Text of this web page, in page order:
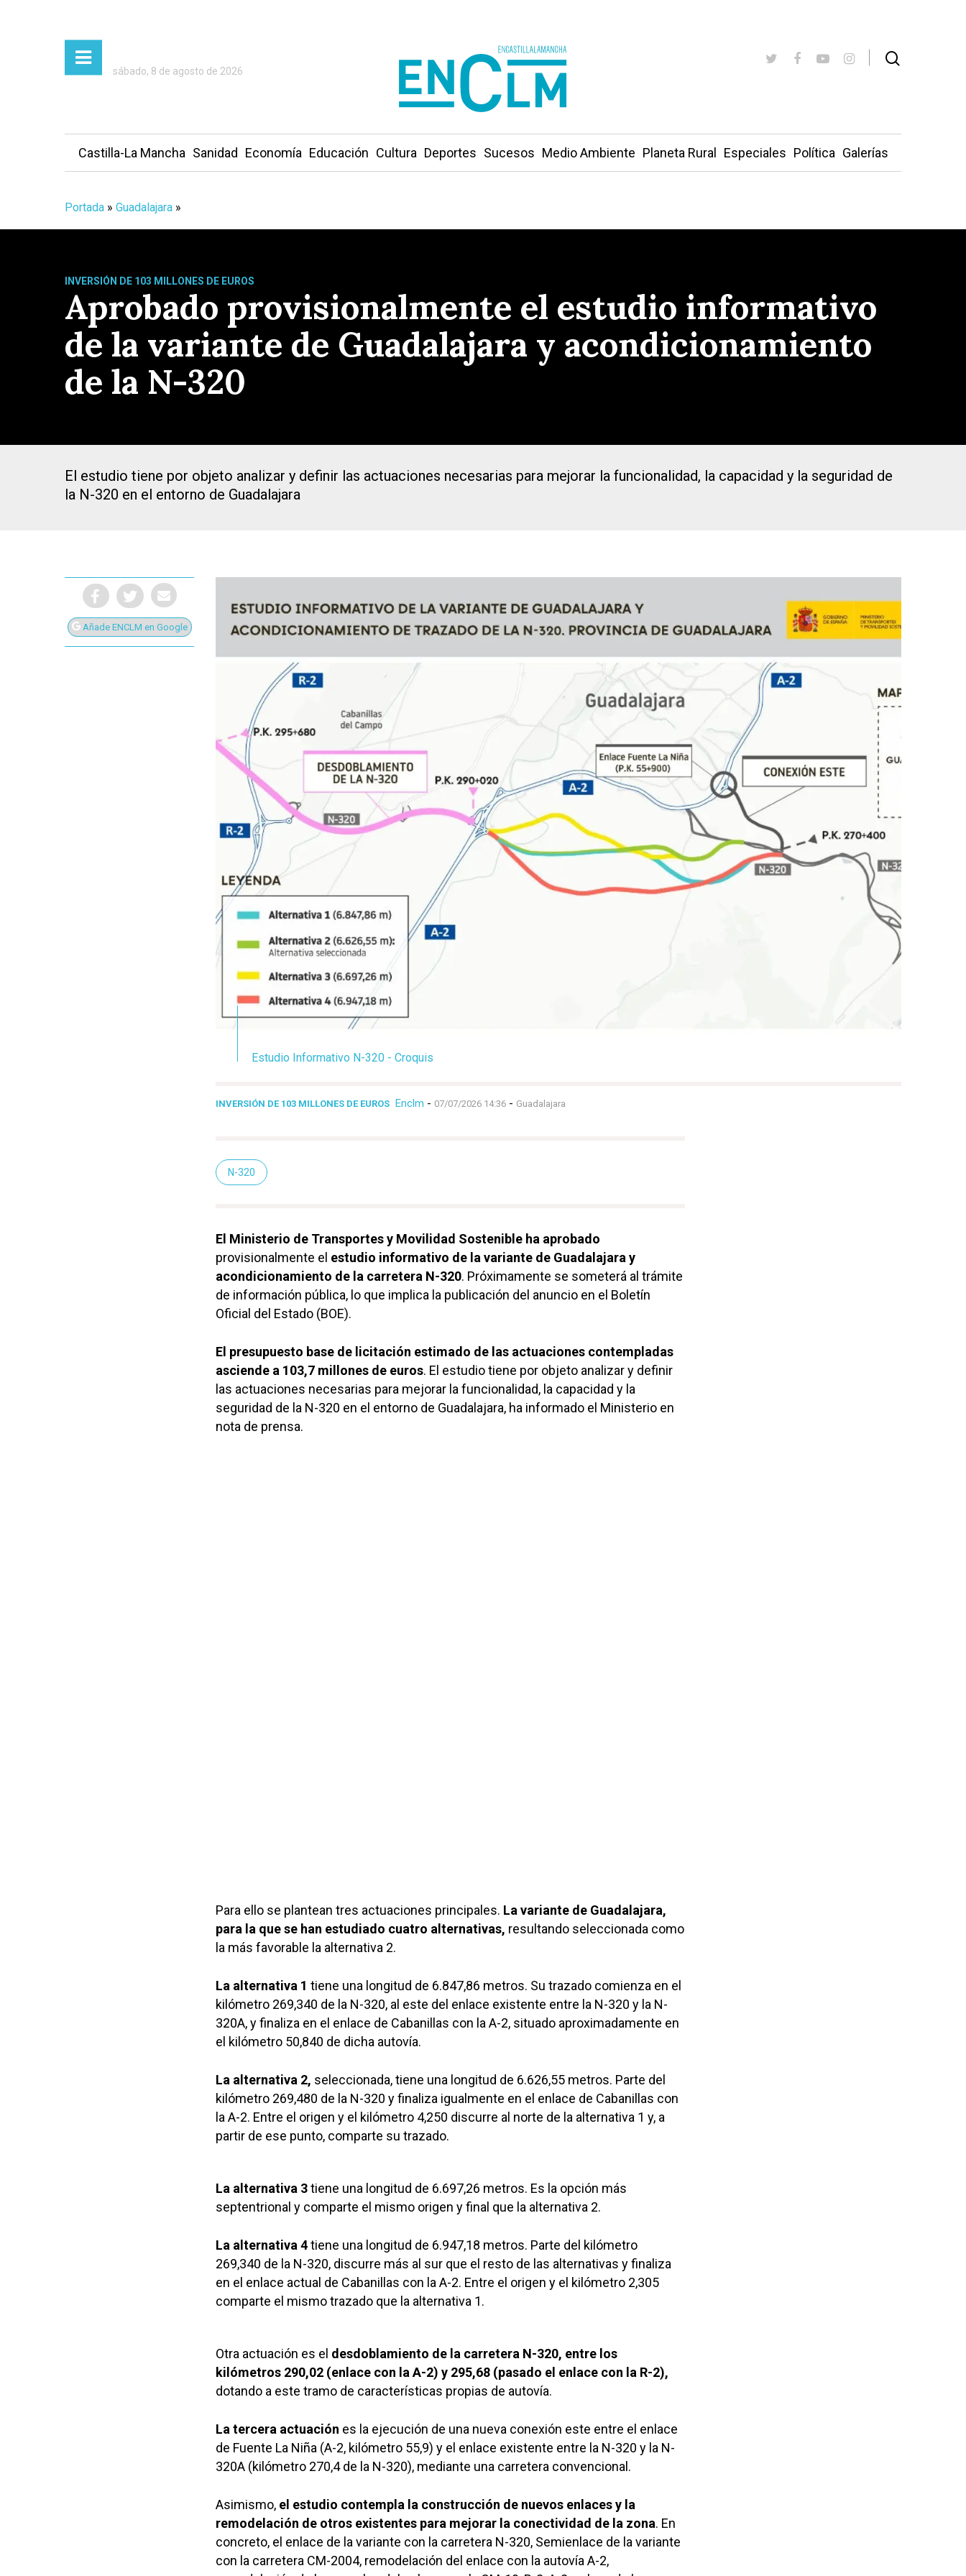
Presiona Intro para buscar o ESC para cerrar
sábado, 8 de agosto de 2026
Castilla-La Mancha Sanidad Economía Educación Cultura Deportes Sucesos Medio Ambiente Planeta Rural Especiales Política Galerías
Portada » Guadalajara »
INVERSIÓN DE 103 MILLONES DE EUROS
Aprobado provisionalmente el estudio informativo
de la variante de Guadalajara y acondicionamiento
de la N-320
El estudio tiene por objeto analizar y definir las actuaciones necesarias para mejorar la funcionalidad, la capacidad y la seguridad de
la N-320 en el entorno de Guadalajara
Añade ENCLM en Google
Estudio Informativo N-320 - Croquis
INVERSIÓN DE 103 MILLONES DE EUROS Enclm - 07/07/2026 14:36 - Guadalajara
N-320
El Ministerio de Transportes y Movilidad Sostenible ha aprobado
provisionalmente el estudio informativo de la variante de Guadalajara y
acondicionamiento de la carretera N-320. Próximamente se someterá al trámite
de información pública, lo que implica la publicación del anuncio en el Boletín
Oficial del Estado (BOE).
El presupuesto base de licitación estimado de las actuaciones contempladas
asciende a 103,7 millones de euros. El estudio tiene por objeto analizar y definir
las actuaciones necesarias para mejorar la funcionalidad, la capacidad y la
seguridad de la N-320 en el entorno de Guadalajara, ha informado el Ministerio en
nota de prensa.
Para ello se plantean tres actuaciones principales. La variante de Guadalajara,
para la que se han estudiado cuatro alternativas, resultando seleccionada como
la más favorable la alternativa 2.
La alternativa 1 tiene una longitud de 6.847,86 metros. Su trazado comienza en el
kilómetro 269,340 de la N-320, al este del enlace existente entre la N-320 y la N-
320A, y finaliza en el enlace de Cabanillas con la A-2, situado aproximadamente en
el kilómetro 50,840 de dicha autovía.
La alternativa 2, seleccionada, tiene una longitud de 6.626,55 metros. Parte del
kilómetro 269,480 de la N-320 y finaliza igualmente en el enlace de Cabanillas con
la A-2. Entre el origen y el kilómetro 4,250 discurre al norte de la alternativa 1 y, a
partir de ese punto, comparte su trazado.
La alternativa 3tiene una longitud de 6.697,26 metros. Es la opción más
septentrional y comparte el mismo origen y final que la alternativa 2.
La alternativa 4tiene una longitud de 6.947,18 metros. Parte del kilómetro
269,340 de la N-320, discurre más al sur que el resto de las alternativas y finaliza
en el enlace actual de Cabanillas con la A-2. Entre el origen y el kilómetro 2,305
comparte el mismo trazado que la alternativa 1.
Otra actuación es el desdoblamiento de la carretera N-320, entre los
kilómetros 290,02 (enlace con la A-2) y 295,68 (pasado el enlace con la R-2),
dotando a este tramo de características propias de autovía.
La tercera actuación es la ejecución de una nueva conexión este entre el enlace
de Fuente La Niña (A-2, kilómetro 55,9) y el enlace existente entre la N-320 y la N-
320A (kilómetro 270,4 de la N-320), mediante una carretera convencional.
Asimismo, el estudio contempla la construcción de nuevos enlaces y la
remodelación de otros existentes para mejorar la conectividad de la zona. En
concreto, el enlace de la variante con la carretera N-320, Semienlace de la variante
con la carretera CM-2004, remodelación del enlace con la autovía A-2,